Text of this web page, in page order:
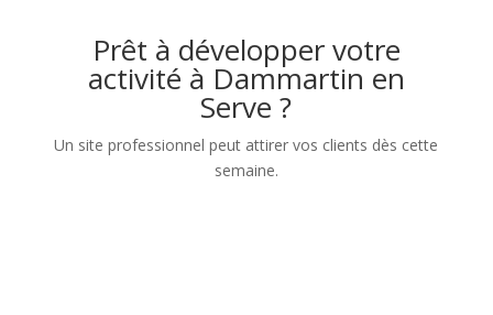
Prêt à développer votre
activité à Dammartin en
Serve ?
Un site professionnel peut attirer vos clients dès cette
semaine.